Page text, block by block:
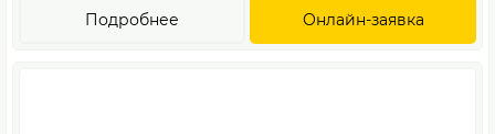
Онлайн-заявка
Подробнее